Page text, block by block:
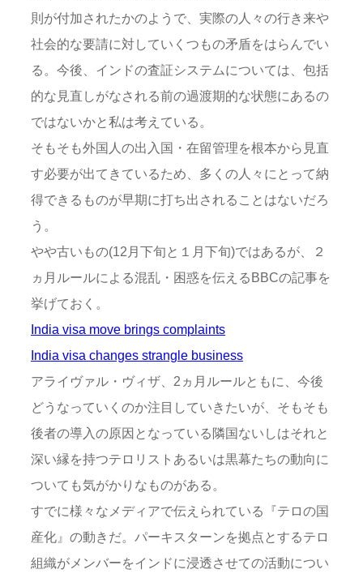
則が付加されたかのようで、実際の人々の行き来や
社会的な要請に対していくつもの矛盾をはらんでい
る。今後、インドの査証システムについては、包括
的な見直しがなされる前の過渡期的な状態にあるの
ではないかと私は考えている。
そもそも外国人の出入国・在留管理を根本から見直
す必要が出てきているため、多くの人々にとって納
得できるものが早期に打ち出されることはないだろ
う。
やや古いもの(12月下旬と１月下旬)ではあるが、２
ヵ月ルールによる混乱・困惑を伝えるBBCの記事を
挙げておく。
India visa move brings complaints
India visa changes strangle business
アライヴァル・ヴィザ、2ヵ月ルールともに、今後
どうなっていくのか注目していきたいが、そもそも
後者の導入の原因となっている隣国ないしはそれと
深い縁を持つテロリストあるいは黒幕たちの動向に
ついても気がかりなものがある。
すでに様々なメディアで伝えられている『テロの国
産化』の動きだ。パーキスターンを拠点とするテロ
組織がメンバーをインドに浸透させての活動につい